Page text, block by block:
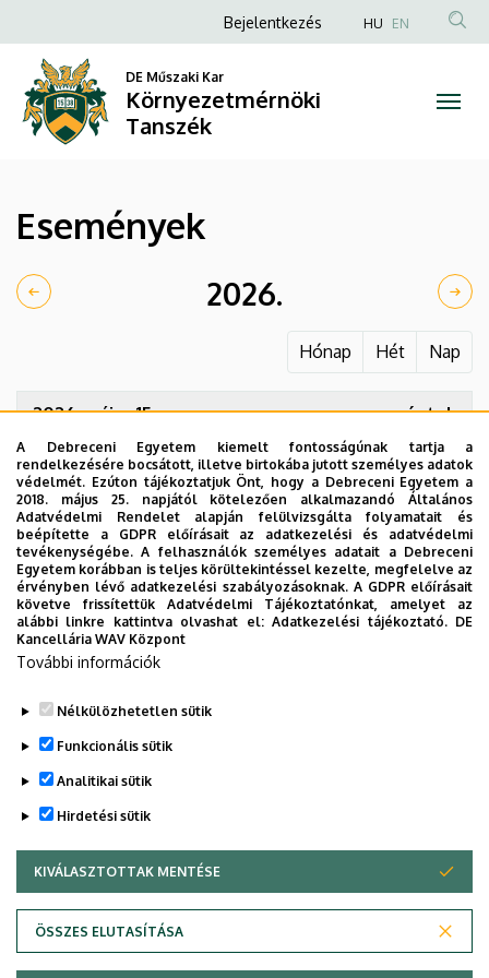
Környezetmérnöki
Tanszék
a
tartalomra
Anonim
fiók
menüje
Bejelentkezés HU EN
DE Műszaki Kar
Környezetmérnöki
Tanszék
Események
2026.
Hónap Hét Nap
2026. május 15. péntek
08:00
Tavaszi Tudományos Hallgatói
Konferencia
20:30
Az éjszaka misztériuma Nr. 2. - Sol
Oriens Kórus koncert
2026. május 20. szerda
09:00
14:00
2026. május 21.
és Szakkiállítás 2026 Debrecen
17:00 KLTE Baráti Köre
Adatvédelem
A Debreceni Egyetem kiemelt fontosságúnak tartja a
rendelkezésére bocsátott, illetve birtokába jutott személyes adatok
védelmét. Ezúton tájékoztatjuk Önt, hogy a Debreceni Egyetem a
2018. május 25. napjától kötelezően alkalmazandó Általános
Adatvédelmi Rendelet alapján felülvizsgálta folyamatait és
beépítette a GDPR előírásait az adatkezelési és adatvédelmi
tevékenységébe. A felhasználók személyes adatait a Debreceni
Egyetem korábban is teljes körültekintéssel kezelte, megfelelve az
érvényben lévő adatkezelési szabályozásoknak. A GDPR előírásait
követve frissítettük Adatvédelmi Tájékoztatónkat, amelyet az
alábbi linkre kattintva olvashat el:Adatkezelési tájékoztató. DE
Kancellária WAV Központ
További információk
Nélkülözhetetlen sütik
Funkcionális sütik
Analitikai sütik
Hirdetési sütik
KIVÁLASZTOTTAK MENTÉSE
ÖSSZES ELUTASÍTÁSA
WITHDRAW CONSENT